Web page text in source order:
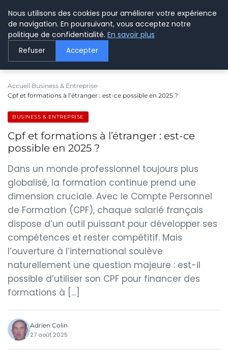
LE WEBMARKETING
Accueil Business & Entreprise
Cpf et formations à l’étranger : est-ce possible en 2025 ?
BUSINESS & ENTREPRISE
Cpf et formations à l’étranger : est-ce
possible en 2025 ?
Dans un monde professionnel toujours plus
globalisé, la formation continue prend une
dimension cruciale. Avec le Compte Personnel
de Formation (CPF), chaque salarié français
dispose d’un outil puissant pour développer ses
compétences et rester compétitif. Mais
l’ouverture à l’international soulève
naturellement une question majeure : est-il
possible d’utiliser son CPF pour financer des
formations à […]
Adrien Colin
27 août 2025
Nous utilisons des cookies pour améliorer votre expérience
de navigation. En poursuivant, vous acceptez notre
politique de confidentialité. En savoir plus
Refuser Accepter